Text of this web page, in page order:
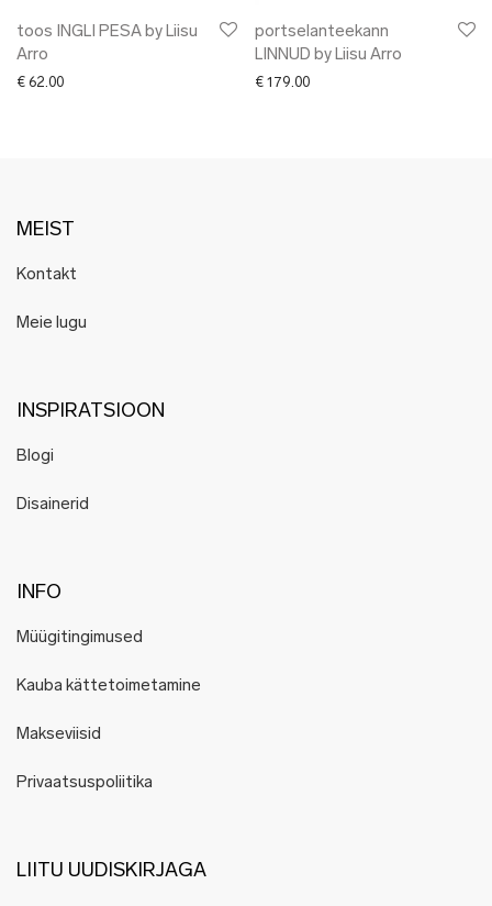
toos INGLI PESA by Liisu
Arro
€ 62.00
portselanteekann
LINNUD by Liisu Arro
€ 179.00
MEIST
Kontakt
Meie lugu
INSPIRATSIOON
Blogi
Disainerid
INFO
Müügitingimused
Kauba kättetoimetamine
Makseviisid
Privaatsuspoliitika
LIITU UUDISKIRJAGA